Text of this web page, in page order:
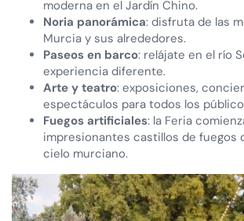
moderna en el Jardín Chino.
Noria panorámica: disfruta de las
Murcia y sus alrededores.
Paseos en barco: relájate en el río
experiencia diferente.
Arte y teatro: exposiciones,
espectáculos para todos los
Fuegos artificiales: la Feria
impresionantes castillos de fuegos
cielo murciano.